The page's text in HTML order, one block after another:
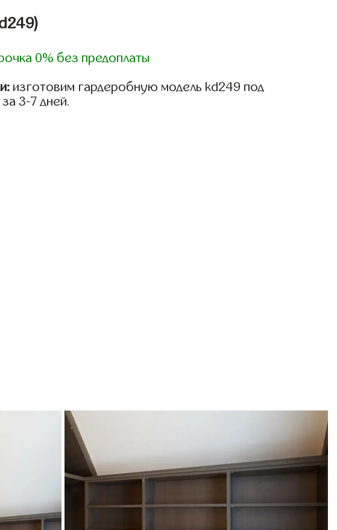
0% без предоплаты
изготовим гардеробную модель kd249 под
3-7 дней.